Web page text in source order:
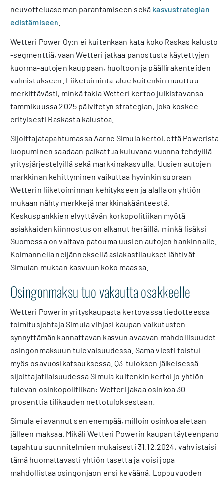
neuvotteluaseman parantamiseen sekä kasvustrategian
edistämiseen
Wetteri Power Oy:n ei kuitenkaan kata koko Raskas kalusto
-segmenttiä, vaan Wetteri jatkaa panostusta käytettyjen
kuorma-autojen kauppaan, huoltoon ja päällirakenteiden
valmistukseen. Liiketoiminta-alue kuitenkin muuttuu
merkittävästi, minkä takia Wetteri kertoo julkistavansa
tammikuussa 2025 päivitetyn strategian, joka koskee
erityisesti Raskasta kalustoa.
Sijoittajatapahtumassa Aarne Simula kertoi, että Powerista
luopuminen saadaan paikattua kuluvana vuonna tehdyillä
yritysjärjestelyillä sekä markkinakasvulla. Uusien autojen
markkinan kehittyminen vaikuttaa hyvinkin suoraan
Wetterin liiketoiminnan kehitykseen ja alalla on yhtiön
mukaan nähty merkkejä markkinakäänteestä.
Keskuspankkien elvyttävän korkopolitiikan myötä
asiakkaiden kiinnostus on alkanut heräillä, minkä lisäksi
Suomessa on valtava patouma uusien autojen hankinnalle.
Kolmannella neljänneksellä asiakastilaukset lähtivät
Simulan mukaan kasvuun koko maassa.
Osingonmaksu tuo vakautta osakkeelle
Wetteri Powerin yrityskaupasta kertovassa tiedotteessa
toimitusjohtaja Simula vihjasi kaupan vaikutusten
synnyttämän kannattavan kasvun avaavan mahdollisuudet
osingonmaksuun tulevaisuudessa. Sama viesti toistui
myös osavuosikatsauksessa. Q3-tuloksen jälkeisessä
sijoittajatilaisuudessa Simula kuitenkin kertoi jo yhtiön
tulevan osinkopolitiikan: Wetteri jakaa osinkoa 30
prosenttia tilikauden nettotuloksestaan.
Simula ei avannut sen enempää, milloin osinkoa aletaan
jälleen maksaa. Mikäli Wetteri Powerin kaupan täyteenpano
tapahtuu suunnitelmien mukaisesti 31.12.2024, vahvistaisi
tämä huomattavasti yhtiön tasetta ja voisi jopa
mahdollistaa osingonjaon ensi keväänä. Loppuvuoden